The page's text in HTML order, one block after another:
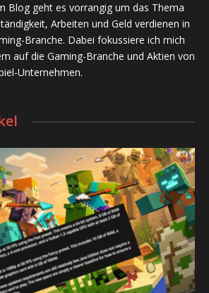
Blog geht es vorrangig um das Thema
Arbeiten und Geld verdienen in
Branche. Dabei fokussiere ich mich
auf die Gaming-Branche und Aktien von
Unternehmen.